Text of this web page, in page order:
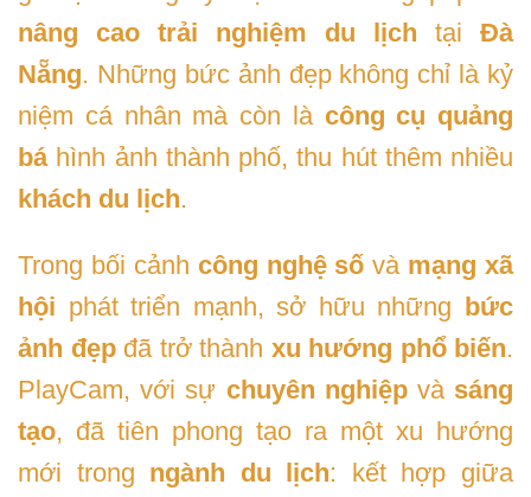
nâng cao trải nghiệm du lịch tại Đà
Nẵng. Những bức ảnh đẹp không chỉ là kỷ
niệm cá nhân mà còn là công cụ quảng
báhình ảnh thành phố, thu hút thêm nhiều
khách du lịch.
Trong bối cảnh công nghệ số và mạng xã
hội phát triển mạnh, sở hữu những bức
ảnh đẹpđã trở thành xu hướng phổ biến.
PlayCam, với sự chuyên nghiệpvà sáng
tạo, đã tiên phong tạo ra một xu hướng
mới trong ngành du lịch: kết hợp giữa